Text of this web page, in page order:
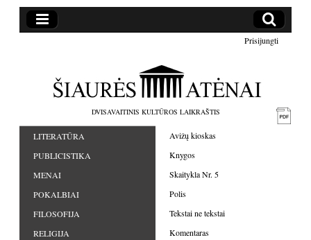
Prisijungti
DVISAVAITINIS KULTŪROS LAIKRAŠTIS
LITERATŪRA
PUBLICISTIKA
MENAI
POKALBIAI
FILOSOFIJA
RELIGIJA
Avižų kioskas
Knygos
Skaitykla Nr. 5
Polis
Tekstai ne tekstai
Komentaras